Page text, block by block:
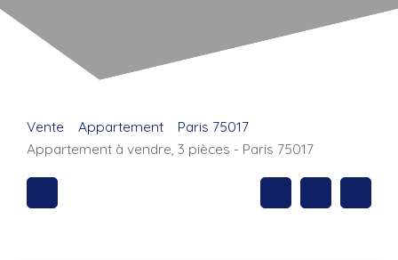
Vente Appartement
Paris 75017
Appartement à vendre, 3 pièces - Paris 75017